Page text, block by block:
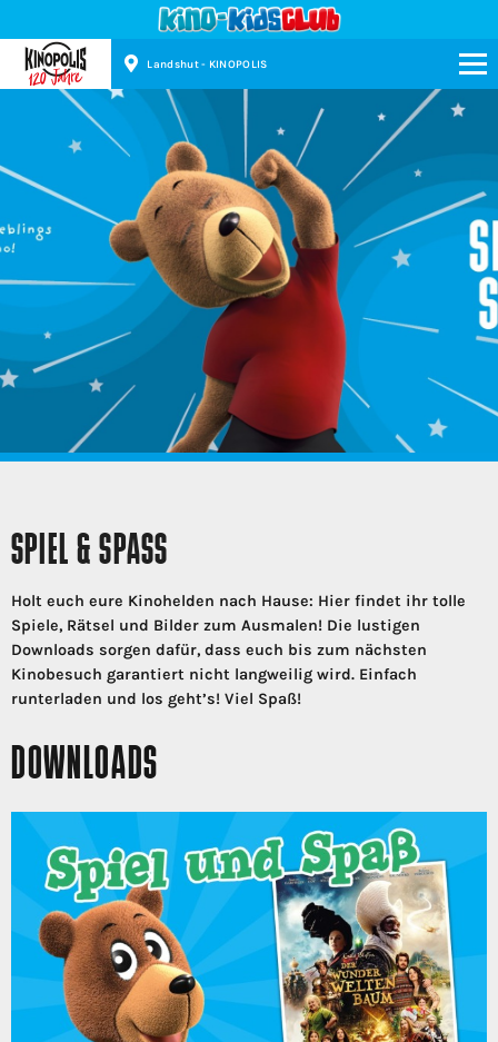
Kinopolis
Landshut - KINOPOLIS
SPIEL & SPASS
Holt euch eure Kinohelden nach Hause: Hier findet ihr tolle
Spiele, Rätsel und Bilder zum Ausmalen! Die lustigen
Downloads sorgen dafür, dass euch bis zum nächsten
Kinobesuch garantiert nicht langweilig wird. Einfach
runterladen und los geht’s! Viel Spaß!
DOWNLOADS